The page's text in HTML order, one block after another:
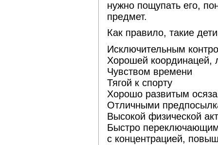
нужно пощупать его,
предмет.
Как правило, такие
Исключительным
Хорошей координацей,
Чувством времени
Тягой к спорту
Хорошо развитым
Отличными
Высокой физической
Быстро
с концентрацией,